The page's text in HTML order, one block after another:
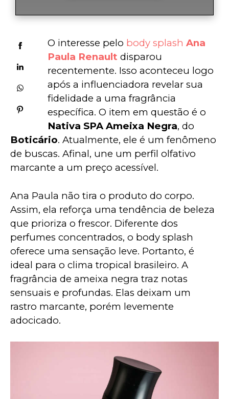
O interesse pelo body splash Ana
Paula Renault disparou
recentemente. Isso aconteceu logo
após a influenciadora revelar sua
fidelidade a uma fragrância
específica. O item em questão é o
Nativa SPA Ameixa Negra, do
Boticário. Atualmente, ele é um fenômeno
de buscas. Afinal, une um perfil olfativo
marcante a um preço acessível.
Ana Paula não tira o produto do corpo.
Assim, ela reforça uma tendência de beleza
que prioriza o frescor. Diferente dos
perfumes concentrados, o body splash
oferece uma sensação leve. Portanto, é
ideal para o clima tropical brasileiro. A
fragrância de ameixa negra traz notas
sensuais e profundas. Elas deixam um
rastro marcante, porém levemente
adocicado.